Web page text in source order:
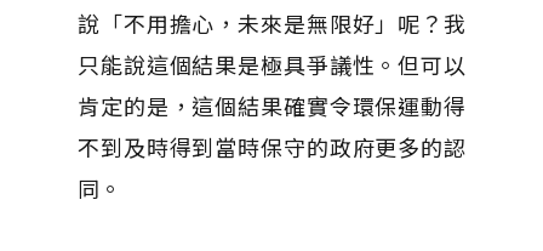
說「不用擔心，未來是無限好」呢？我
只能說這個結果是極具爭議性。但可以
肯定的是，這個結果確實令環保運動得
不到及時得到當時保守的政府更多的認
同。